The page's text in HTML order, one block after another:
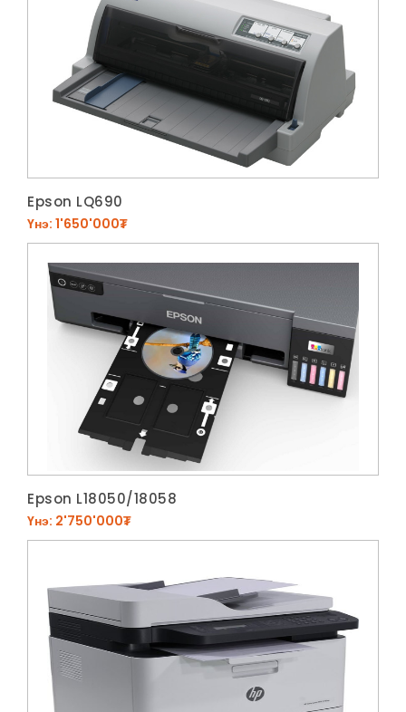
Epson LQ690
Үнэ: 1'650'000₮
Epson L18050/18058
Үнэ: 2'750'000₮